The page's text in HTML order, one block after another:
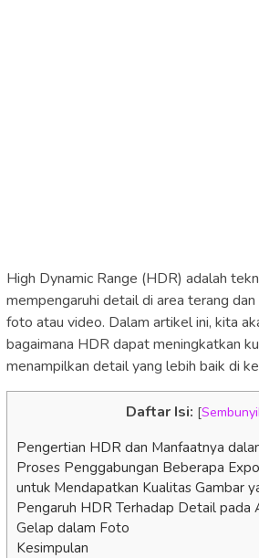
High Dynamic Range (HDR) adalah
mempengaruhi detail di area terang
foto atau video. Dalam artikel ini, kita
bagaimana HDR dapat meningkatkan
menampilkan detail yang lebih baik di
Daftar Isi: [
Pengertian HDR dan Manfaatnya
Proses Penggabungan Beberapa
untuk Mendapatkan Kualitas Gambar
Pengaruh HDR Terhadap Detail pada
Gelap dalam Foto
Kesimpulan